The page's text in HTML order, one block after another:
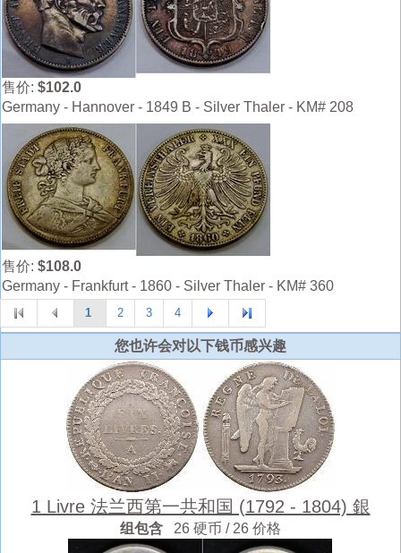
售价: $102.0
Germany - Hannover - 1849 B - Silver Thaler - KM# 208
售价: $108.0
Germany - Frankfurt - 1860 - Silver Thaler - KM# 360
1 2 3 4
您也许会对以下钱币感兴趣
1 Livre 法兰西第一共和国 (1792 - 1804) 銀
组包含 26 硬币 / 26 价格